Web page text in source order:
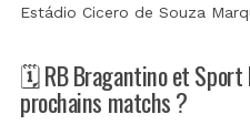
Estádio Cicero de Souza
🗓️ RB Bragantino et Sport
prochains matchs ?